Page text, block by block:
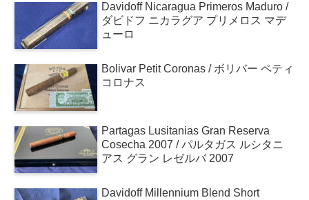
Davidoff Nicaragua Primeros Maduro /
ダビドフ ニカラグア プリメロス マデ
ューロ
Bolivar Petit Coronas / ボリバー ペティ
コロナス
Partagas Lusitanias Gran Reserva
Cosecha 2007 / パルタガス ルシタニ
アス グラン レゼルバ 2007
Davidoff Millennium Blend Short